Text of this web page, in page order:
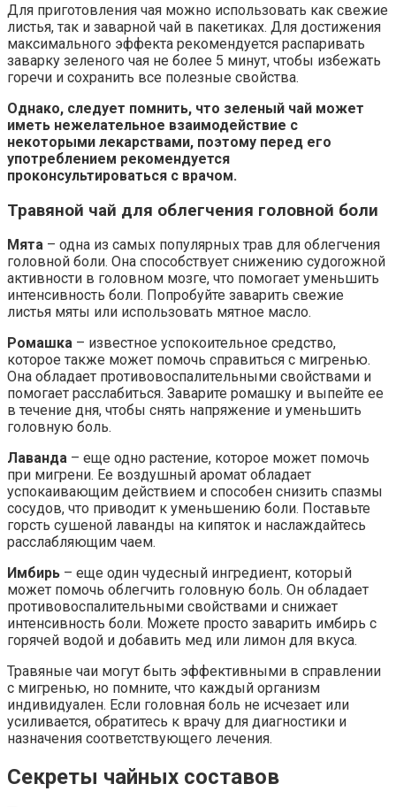
Для приготовления чая можно использовать как свежие
листья, так и заварной чай в пакетиках. Для достижения
максимального эффекта рекомендуется распаривать
заварку зеленого чая не более 5 минут, чтобы избежать
горечи и сохранить все полезные свойства.
Однако, следует помнить, что зеленый чай может
иметь нежелательное взаимодействие с
некоторыми лекарствами, поэтому перед его
употреблением рекомендуется
проконсультироваться с врачом.
Травяной чай для облегчения головной боли
Мята – одна из самых популярных трав для облегчения
головной боли. Она способствует снижению судorожной
активности в головном мозге, что помогает уменьшить
интенсивность боли. Попробуйте заварить свежие
листья мяты или использовать мятное масло.
Ромашка – известное успокоительное средство,
которое также может помочь справиться с мигренью.
Она обладает противовоспалительными свойствами и
помогает расслабиться. Заварите ромашку и выпейте ее
в течение дня, чтобы снять напряжение и уменьшить
головную боль.
Лаванда – еще одно растение, которое может помочь
при мигрени. Ее воздушный аромат обладает
успокаивающим действием и способен снизить спазмы
сосудов, что приводит к уменьшению боли. Поставьте
горсть сушеной лаванды на кипяток и наслаждайтесь
расслабляющим чаем.
Имбирь – еще один чудесный ингредиент, который
может помочь облегчить головную боль. Он обладает
противовоспалительными свойствами и снижает
интенсивность боли. Можете просто заварить имбирь с
горячей водой и добавить мед или лимон для вкуса.
Травяные чаи могут быть эффективными в справлении
с мигренью, но помните, что каждый организм
индивидуален. Если головная боль не исчезает или
усиливается, обратитесь к врачу для диагностики и
назначения соответствующего лечения.
Секреты чайных составов